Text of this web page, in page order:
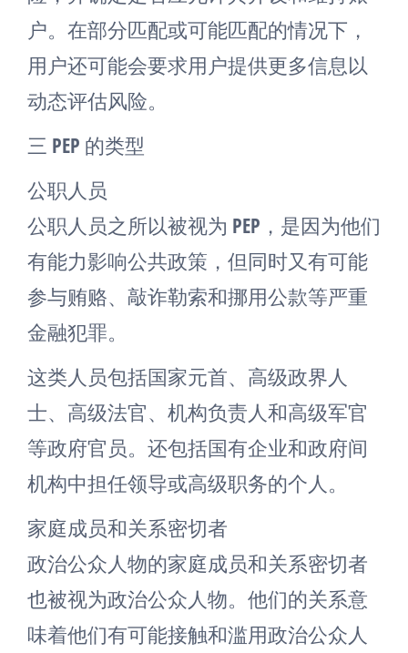
户。在部分匹配或可能匹配的情况下，
用户还可能会要求用户提供更多信息以
动态评估风险。
三 PEP 的类型
公职人员
公职人员之所以被视为 PEP，是因为他们
有能力影响公共政策，但同时又有可能
参与贿赂、敲诈勒索和挪用公款等严重
金融犯罪。
这类人员包括国家元首、高级政界人
士、高级法官、机构负责人和高级军官
等政府官员。还包括国有企业和政府间
机构中担任领导或高级职务的个人。
家庭成员和关系密切者
政治公众人物的家庭成员和关系密切者
也被视为政治公众人物。他们的关系意
味着他们有可能接触和滥用政治公众人